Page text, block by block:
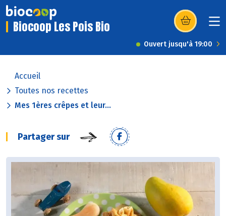
Biocoop Les Pois Bio (s’ouvre dans
Ouvert jusqu'à 19:00
Accueil
Toutes nos recettes
Mes 1ères crêpes et leur...
Partager sur